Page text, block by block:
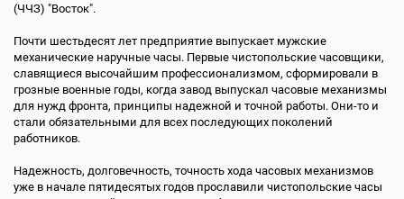
(ЧЧЗ) "Восток".
Почти шестьдесят лет предприятие выпускает мужские
механические наручные часы. Первые чистопольские часовщики,
славящиеся высочайшим профессионализмом, сформировали в
грозные военные годы, когда завод выпускал часовые механизмы
для нужд фронта, принципы надежной и точной работы. Они-то и
стали обязательными для всех последующих поколений
работников.
Надежность, долговечность, точность хода часовых механизмов
уже в начале пятидесятых годов прославили чистопольские часы